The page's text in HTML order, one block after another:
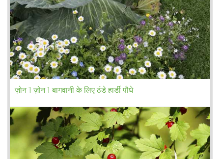
ज़ोन 1 ज़ोन 1 बागवानी के लिए ठंडे हार्डी पौधे